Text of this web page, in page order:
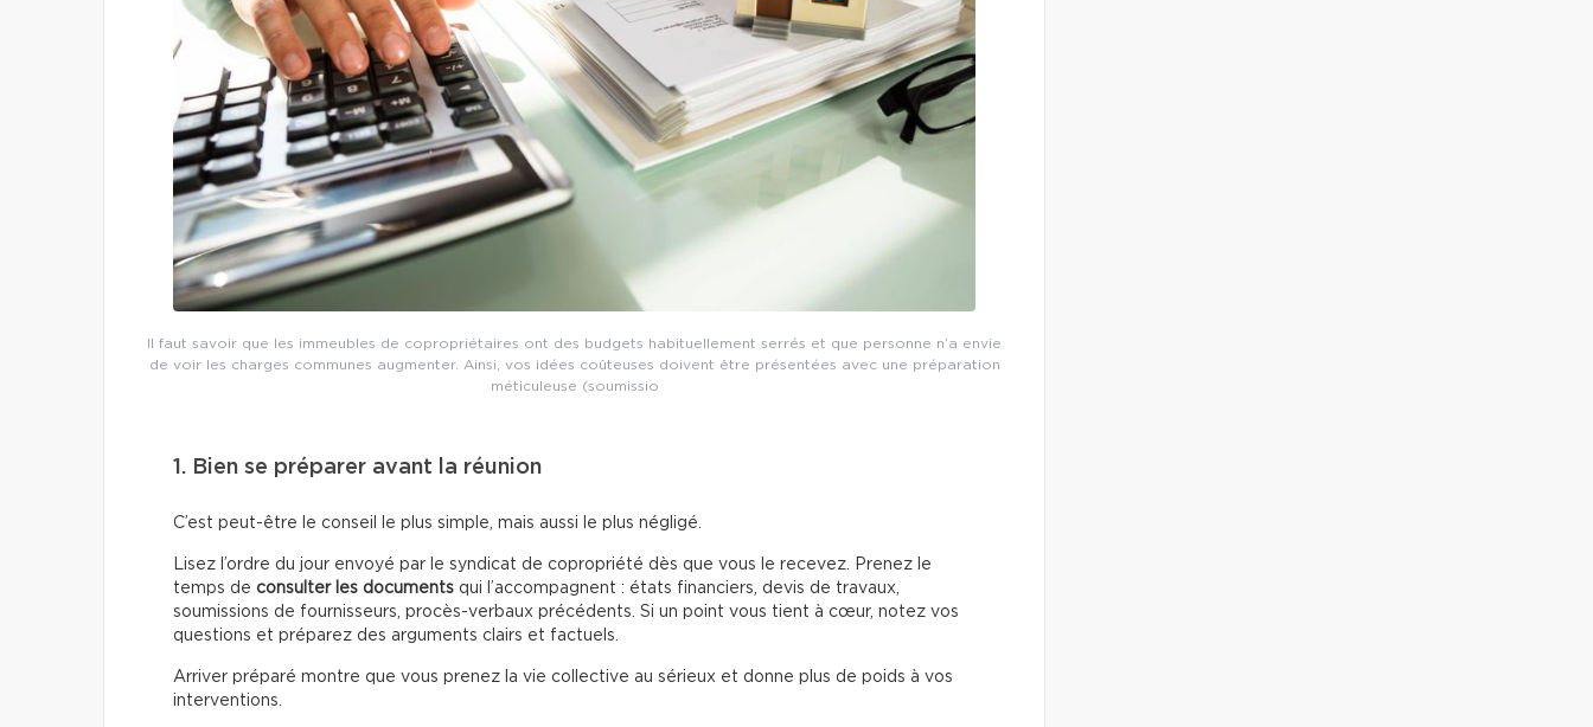
Il faut savoir que les immeubles de copropriétaires ont des budgets habituellement serrés et que personne n’a envie
de voir les charges communes augmenter. Ainsi, vos idées coûteuses doivent être présentées avec une préparation
méticuleuse (soumissio
1. Bien se préparer avant la réunion
C’est peut-être le conseil le plus simple, mais aussi le plus négligé.
Lisez l’ordre du jour envoyé par le syndicat de copropriété dès que vous le recevez. Prenez le
temps de consulter les documents qui l’accompagnent : états financiers, devis de travaux,
soumissions de fournisseurs, procès-verbaux précédents. Si un point vous tient à cœur, notez vos
questions et préparez des arguments clairs et factuels.
Arriver préparé montre que vous prenez la vie collective au sérieux et donne plus de poids à vos
interventions.